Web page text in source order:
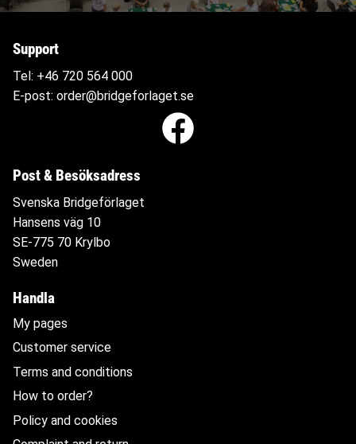
Support
Tel: +46 720 564 000
E-post: order@bridgeforlaget.se
Post & Besöksadress
Svenska Bridgeförlaget
Hansens väg 10
SE-775 70 Krylbo
Sweden
Handla
My pages
Customer service
Terms and conditions
How to order?
Policy and cookies